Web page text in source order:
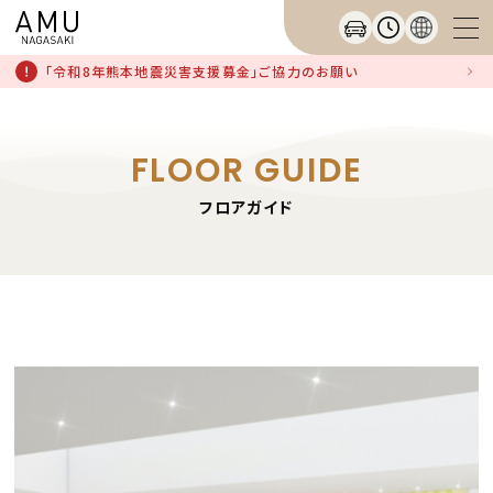
「令和8年熊本地震災害支援募金」ご協力のお願い
FLOOR GUIDE
フロアガイド